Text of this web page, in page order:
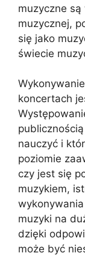
muzyczne są
muzycznej,
się jako
świecie
koncertach
nauczyć i
poziomie
czy jest się
muzykiem,
muzyki na
dzięki
może być